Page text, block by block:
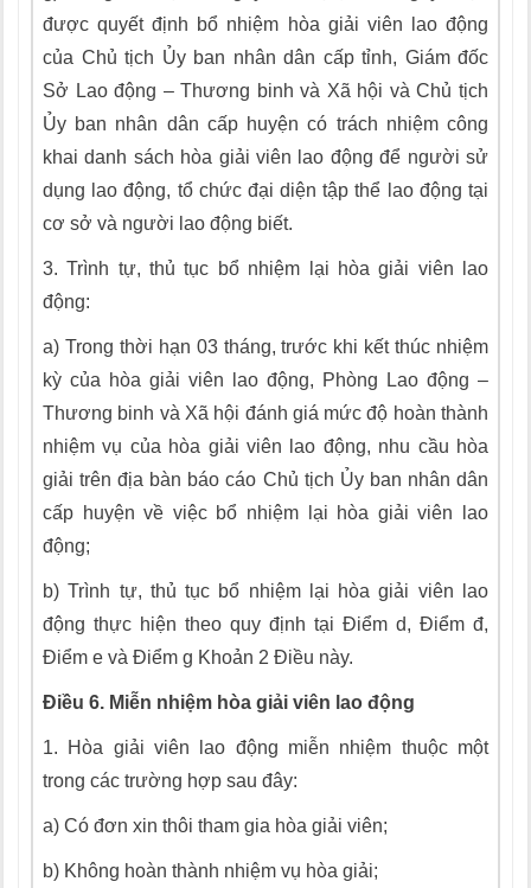
được quyết định bổ nhiệm hòa giải viên lao động
của Chủ tịch Ủy ban nhân dân cấp tỉnh, Giám đốc
Sở Lao động – Thương binh và Xã hội và Chủ tịch
Ủy ban nhân dân cấp huyện có trách nhiệm công
khai danh sách hòa giải viên lao động để người sử
dụng lao động, tổ chức đại diện tập thể lao động tại
cơ sở và người lao động biết.
3.Trình tự, thủ tục bổ nhiệm lại hòa giải viên lao
động:
a) Trong thời hạn 03 tháng, trước khi kết thúc nhiệm
kỳ của hòa giải viên lao động, Phòng Lao động –
Thương binh và Xã hội đánh giá mức độ hoànthành
nhiệm vụ của hòa giải viên lao động, nhu cầu hòa
giải trên địa bàn báo cáo Chủ tịch Ủy ban nhân dân
cấp huyện về việc bổ nhiệm
ại hòa giải viên lao
động;
b)Trình tự, thủ tục bổ nhiệm lại hòa giải viên lao
động thực hiện theo quy định tại Điểm d, Điểm đ,
Điểm e và Điểm g Khoản 2 Điều này.
Điều 6. Miễn nhiệm hòa giải viên lao động
1. Hòa giải viên lao động miễn nhiệm thuộc một
trong các trường hợp sau đây:
a) Có đơn xin thôi tham gia hòa giải viên;
b) Không hoàn thành nhiệm vụ hòa giải;